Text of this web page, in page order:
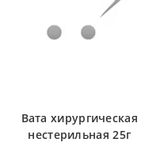
Вата хирургическая
нестерильная 25г